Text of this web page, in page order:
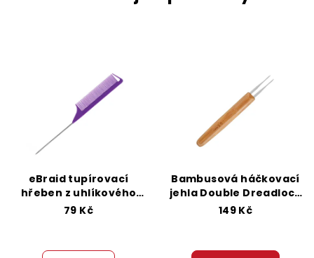
eBraid tupírovací
hřeben z uhlíkového
kovu s ocelovou jehlicí
79 Kč
Bambusová háčkovací
jehla Double Dreadlock
0,5 mm
149 Kč